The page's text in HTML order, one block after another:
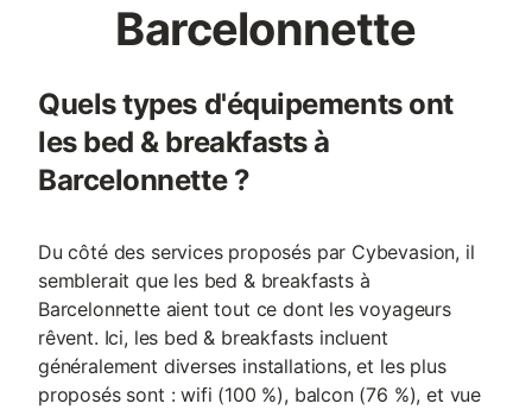
Barcelonnette
Quels types d'équipements ont
les bed & breakfasts à
Barcelonnette ?
Du côté des services proposés par Cybevasion, il
semblerait que les bed & breakfasts à
Barcelonnette aient tout ce dont les voyageurs
rêvent. Ici, les bed & breakfasts incluent
généralement diverses installations, et les plus
proposés sont : wifi (100 %), balcon (76 %), et vue